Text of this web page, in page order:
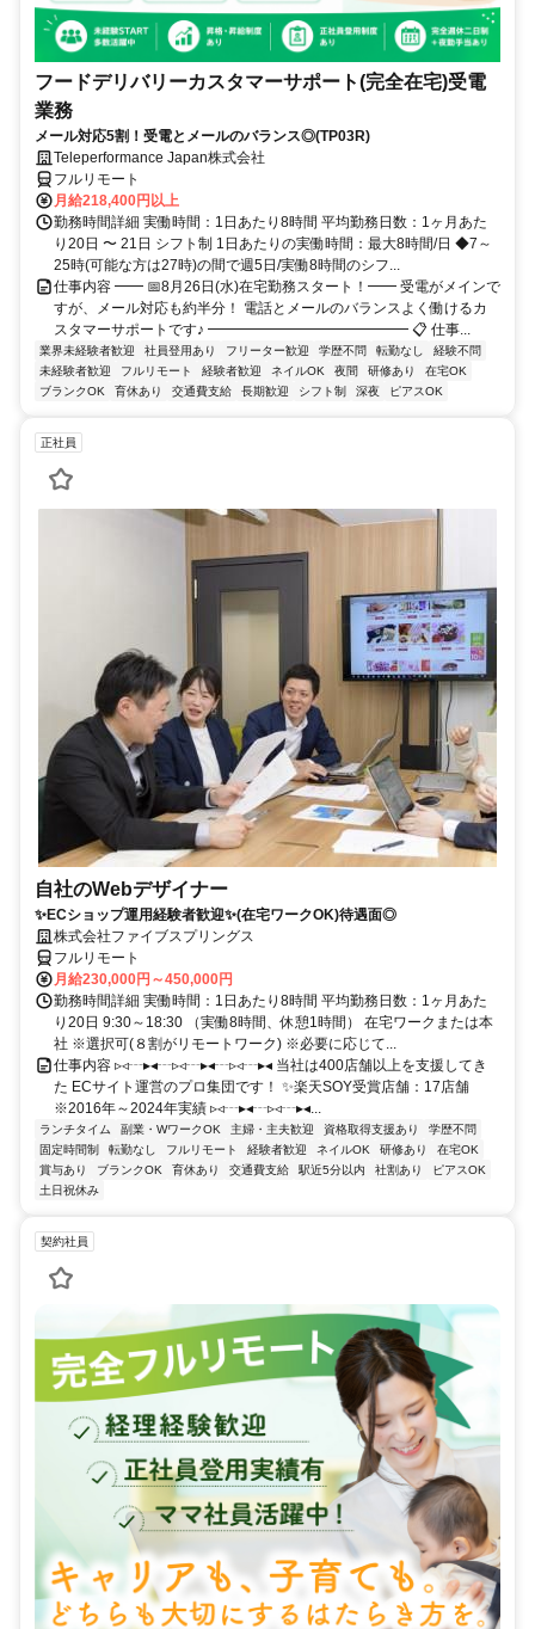
フードデリバリーカスタマーサポート(完全在宅)受電
業務
メール対応5割！受電とメールのバランス◎(TP03R)
Teleperformance Japan株式会社
フルリモート
月給218,400円以上
勤務時間詳細 実働時間：1日あたり8時間 平均勤務日数：1ヶ月あた
り20日 〜 21日 シフト制 1日あたりの実働時間：最大8時間/日 ◆7～
25時(可能な方は27時)の間で週5日/実働8時間のシフ...
仕事内容 ━━ 📅8月26日(水)在宅勤務スタート！━━ 受電がメインで
すが、メール対応も約半分！ 電話とメールのバランスよく働けるカ
スタマーサポートです♪ ━━━━━━━━━━━━━━ 📋 仕事...
業界未経験者歓迎 社員登用あり フリーター歓迎 学歴不問 転勤なし
経験不問
未経験者歓迎
フルリモート 経験者歓迎 ネイルOK 夜間 研修あり
在宅OK
ブランクOK
育休あり 交通費支給 長期歓迎 シフト制 深夜 ピアスOK
正社員
自社のWebデザイナー
✨ECショップ運用経験者歓迎✨(在宅ワークOK)待遇面◎
株式会社ファイブスプリングス
フルリモート
月給230,000円～450,000円
勤務時間詳細 実働時間：1日あたり8時間 平均勤務日数：1ヶ月あた
り20日 9:30～18:30 （実働8時間、休憩1時間） 在宅ワークまたは本
社 ※選択可(８割がリモートワーク) ※必要に応じて...
仕事内容 ▹◃┄▸◂┄▹◃┄▸◂┄▹◃┄▸◂ 当社は400店舗以上を支援してき
た ECサイト運営のプロ集団です！ ✨楽天SOY受賞店舗：17店舗
※2016年～2024年実績 ▹◃┄▸◂┄▹◃┄▸◂...
ランチタイム 副業・WワークOK 主婦・主夫歓迎 資格取得支援あり
学歴不問
固定時間制
転勤なし フルリモート 経験者歓迎 ネイルOK 研修あり
在宅OK
賞与あり
ブランクOK 育休あり 交通費支給 駅近5分以内 社割あり
ピアスOK
土日祝休み
契約社員